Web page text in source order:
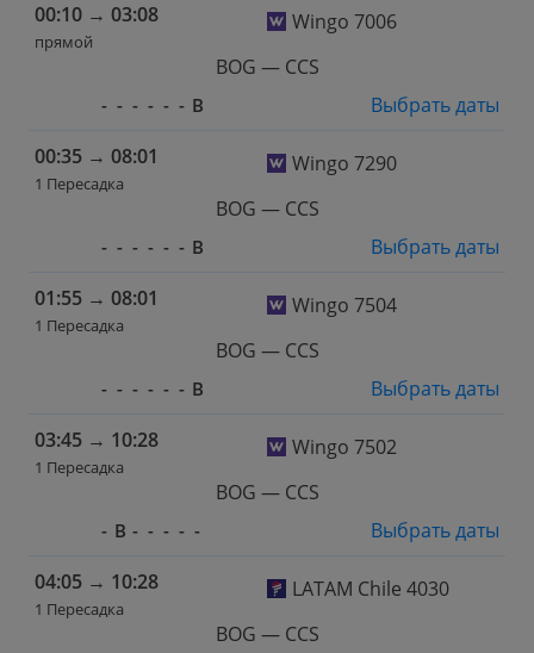
00:10 → 03:08
прямой
Wingo 7006
BOG — CCS
- - - - - - В
Выбрать даты
00:35 → 08:01
1 Пересадка
Wingo 7290
BOG — CCS
- - - - - - В
Выбрать даты
01:55 → 08:01
1 Пересадка
Wingo 7504
BOG — CCS
- - - - - - В
Выбрать даты
03:45 → 10:28
1 Пересадка
Wingo 7502
BOG — CCS
- В - - - - -
Выбрать даты
04:05 → 10:28
1 Пересадка
LATAM Chile 4030
BOG — CCS